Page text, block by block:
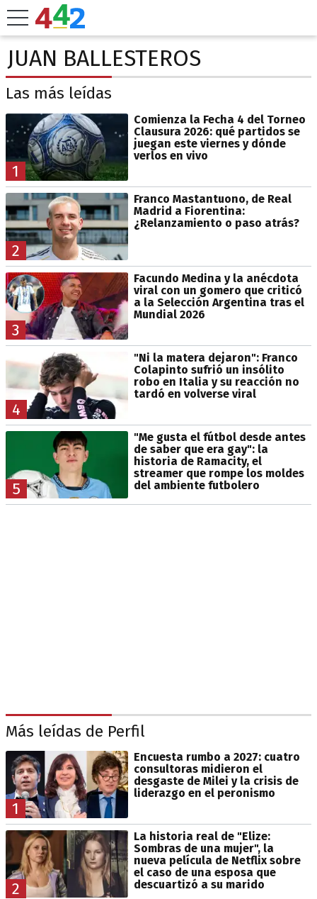
JUAN BALLESTEROS
Las más leídas
1
Comienza la Fecha 4 del Torneo
Clausura 2026: qué partidos se
juegan este viernes y dónde
verlos en vivo
2
Franco Mastantuono, de Real
Madrid a Fiorentina:
¿Relanzamiento o paso atrás?
3
Facundo Medina y la anécdota
viral con un gomero que criticó
a la Selección Argentina tras el
Mundial 2026
4
"Ni la matera dejaron": Franco
Colapinto sufrió un insólito
robo en Italia y su reacción no
tardó en volverse viral
5
"Me gusta el fútbol desde antes
de saber que era gay": la
historia de Ramacity, el
streamer que rompe los moldes
del ambiente futbolero
Más leídas de Perfil
1
Encuesta rumbo a 2027: cuatro
consultoras midieron el
desgaste de Milei y la crisis de
liderazgo en el peronismo
2
La historia real de "Elize:
Sombras de una mujer", la
nueva película de Netflix sobre
el caso de una esposa que
descuartizó a su marido